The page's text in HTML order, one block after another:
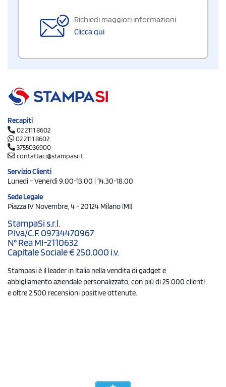
Richiedi maggiori informazioni
Clicca qui
Recapiti
02 2111 8602
02 2111 8602
3755036900
contattaci@stampasi.it
Servizio Clienti
Lunedì - Venerdì 9.00-13.00 | 14.30-18.00
Sede Legale
Piazza IV Novembre, 4 - 20124 Milano (MI)
StampaSi s.r.l.
P.Iva/C.F. 09734470967
N° Rea MI-2110632
Capitale Sociale € 250.000 i.v.
Stampasi è il leader in Italia nella vendita di gadget e
abbigliamento aziendale personalizzato, con più di 25.000 clienti
e oltre 2.500 recensioni positive ottenute.